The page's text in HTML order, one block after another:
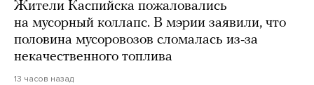
Жители Каспийска пожаловались
на мусорный коллапс. В мэрии заявили, что
половина мусоровозов сломалась из-за
некачественного топлива
13 часов назад